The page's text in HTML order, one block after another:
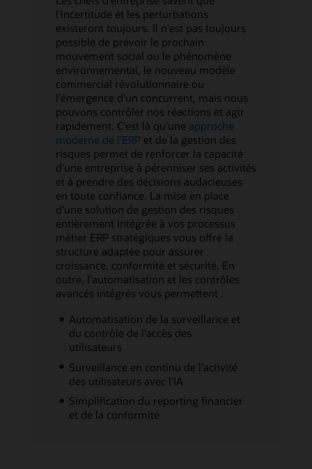
l'incertitude et les perturbations
existeront toujours. Il n'est pas toujours
possible de prévoir le prochain
mouvement social ou le phénomène
environnemental, le nouveau modèle
commercial révolutionnaire ou
l'émergence d'un concurrent, mais nous
pouvons contrôler nos réactions et agir
rapidement. C'est là qu'une approche
moderne de l'ERP et de la gestion des
risques permet de renforcer la capacité
d'une entreprise à pérenniser ses activités
et à prendre des décisions audacieuses
en toute confiance. La mise en place
d'une solution de gestion des risques
entièrement intégrée à vos processus
métier ERP stratégiques vous offre la
structure adaptée pour assurer
croissance, conformité et sécurité. En
outre, l'automatisation et les contrôles
avancés intégrés vous permettent :
Automatisation de la surveillance et
du contrôle de l'accès des
utilisateurs
Surveillance en continu de l'activité
des utilisateurs avec l'IA
Simplification du reporting financier
et de la conformité